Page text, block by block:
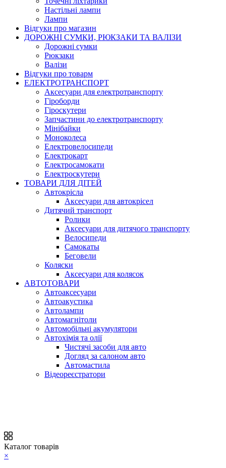
Настільні лампи
Лампи
Відгуки про магазин
ДОРОЖНІ СУМКИ, РЮКЗАКИ ТА ВАЛІЗИ
Дорожні сумки
Рюкзаки
Валізи
Відгуки про товарм
ЕЛЕКТРОТРАНСПОРТ
Аксесуари для електротранспорту
Гіроборди
Гіроскутери
Запчастини до електротранспорту
Мінібайки
Моноколеса
Електровелосипеди
Електрокарт
Електросамокати
Електроскутери
ТОВАРИ ДЛЯ ДІТЕЙ
Автокрісла
Аксесуари для автокрісел
Дитячий транспорт
Ролики
Аксесуари для дитячого транспорту
Велосипеди
Самокаты
Беговели
Коляски
Аксесуари для колясок
АВТОТОВАРИ
Автоаксесуари
Автоакустика
Автолампи
Автомагнітоли
Автомобільні акумулятори
Автохімія та олії
Чистячі засоби для авто
Догляд за салоном авто
Автомастила
Відеореєстратори
Каталог товарів
×